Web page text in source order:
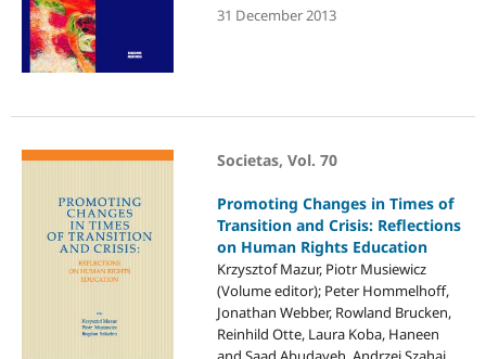
31 December 2013
Societas, Vol. 70
Promoting Changes in Times of
Transition and Crisis: Reflections
on Human Rights Education
Krzysztof Mazur, Piotr Musiewicz
(Volume editor); Peter Hommelhoff,
Jonathan Webber, Rowland Brucken,
Reinhild Otte, Laura Koba, Haneen